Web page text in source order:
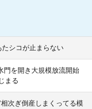
たシコが止まらない
門を開き大規模放流開始
まる
相次ぎ倒産しまくってる模